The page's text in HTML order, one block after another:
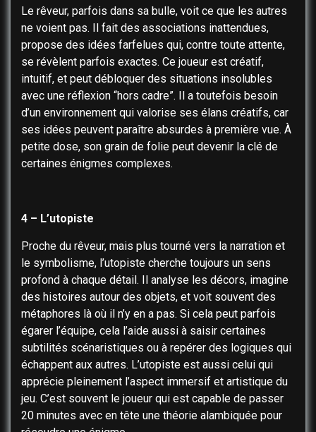
Le rêveur, parfois dans sa bulle, voit ce que les autres
ne voient pas. Il fait des associations inattendues,
propose des idées farfelues qui, contre toute attente,
se révèlent parfois exactes. Ce joueur est créatif,
intuitif, et peut débloquer des situations insolubles
avec une réflexion “hors cadre”. Il a toutefois besoin
d’un environnement qui valorise ses élans créatifs, car
ses idées peuvent paraître absurdes à première vue. À
petite dose, son grain de folie peut devenir la clé de
certaines énigmes complexes.
4 – L’utopiste
Proche du rêveur, mais plus tourné vers la narration et
le symbolisme, l’utopiste cherche toujours un sens
profond à chaque détail. Il analyse les décors, imagine
des histoires autour des objets, et voit souvent des
métaphores là où il n’y en a pas. Si cela peut parfois
égarer l’équipe, cela l’aide aussi à saisir certaines
subtilités scénaristiques ou à repérer des logiques qui
échappent aux autres. L’utopiste est aussi celui qui
apprécie pleinement l’aspect immersif et artistique du
jeu. C’est souvent le joueur qui est capable de passer
20 minutes avec en tête une théorie alambiquée pour